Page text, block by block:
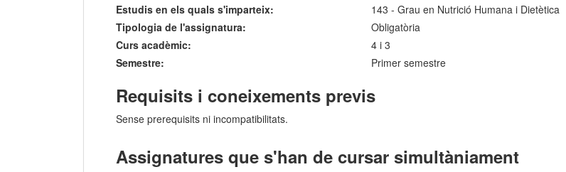
Estudis en els quals s'imparteix:
143 - Grau en Nutrició Humana i Dietètica
Tipologia de l'assignatura:
Obligatòria
Curs acadèmic:
4 i 3
Semestre:
Primer semestre
Requisits i coneixements previs
Sense prerequisits ni incompatibilitats.
Assignatures que s'han de cursar simultàniament